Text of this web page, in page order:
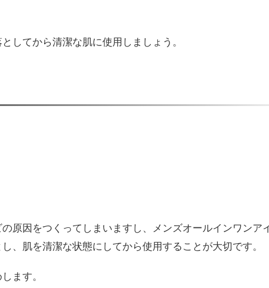
してから清潔な肌に使用しましょう。
原因をつくってしまいますし、メンズオールインワンア
、肌を清潔な状態にしてから使用することが大切です。
ます。